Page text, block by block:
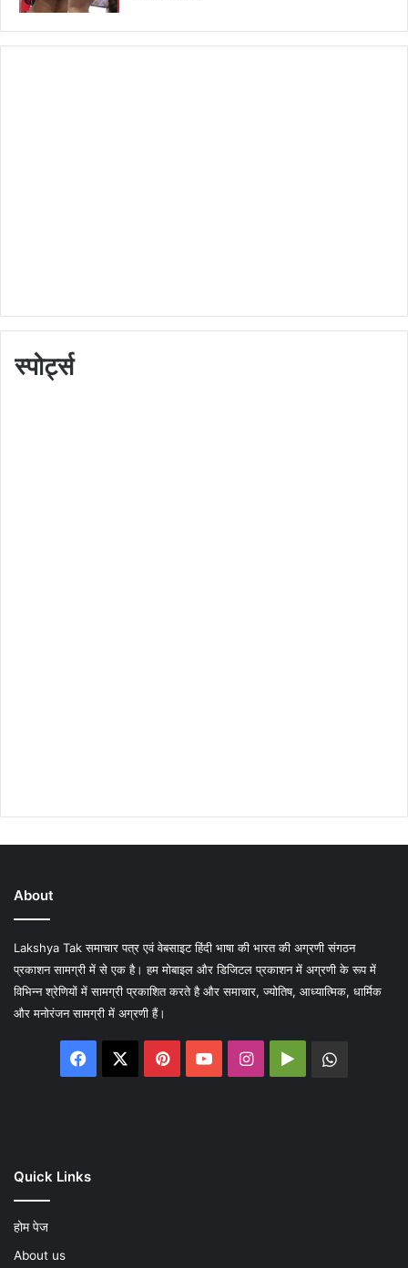
स्पोर्ट्स
About
Lakshya Tak समाचार पत्र एवं वेबसाइट हिंदी भाषा की भारत की अग्रणी संगठन
प्रकाशन सामग्री में से एक है। हम मोबाइल और डिजिटल प्रकाशन में अग्रणी के रूप में
विभिन्न श्रेणियों में सामग्री प्रकाशित करते है और समाचार, ज्योतिष, आध्यात्मिक, धार्मिक
और मनोरंजन सामग्री में अग्रणी हैं।
Facebook PinterestYouTubeInstagram
Google
Quick Links
होम पेज
About us